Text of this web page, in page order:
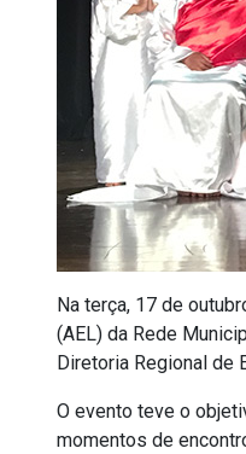
Na terça, 17 de
(AEL) da Rede
Diretoria Regional de
O evento teve o
momentos de